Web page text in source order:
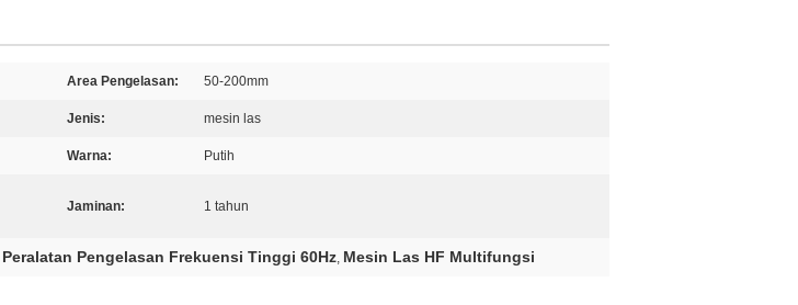
Area Pengelasan: 50-200mm
Jenis: mesin las
Warna: Putih
Jaminan: 1 tahun
Peralatan Pengelasan Frekuensi Tinggi 60Hz, Mesin Las HF Multifungsi